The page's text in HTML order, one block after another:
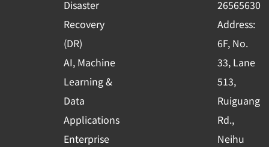
Disaster
Recovery
(DR)
AI, Machine
Learning &
Data
Applications
Enterprise
-
s
q
u
a
r
e
26565630
Address:
6F, No.
33, Lane
513,
Ruiguang
Rd.,
Neihu